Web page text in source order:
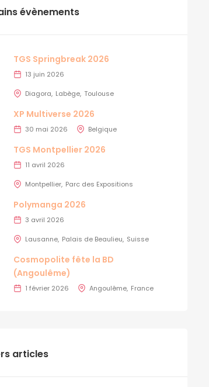
évènements
TGS Springbreak 2026
13 juin 2026
Diagora Labège Toulouse
XP Multiverse 2026
30 mai 2026 Belgique
TGS Montpellier 2026
11 avril 2026
Montpellier Parc des Expositions
Polymanga 2026
3 avril 2026
Lausanne Palais de Beaulieu Suisse
Cosmopolite fête la BD
(Angoulême)
1 février 2026 Angoulême France
articles